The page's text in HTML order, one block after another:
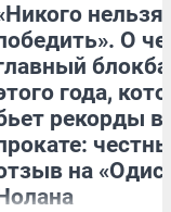
нельзя
О
года,
рекорды в
на